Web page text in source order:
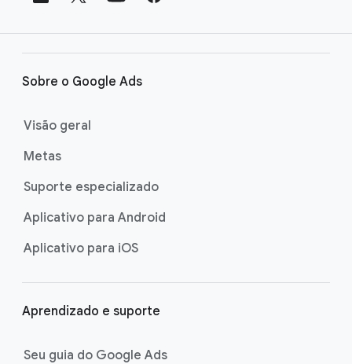
d
Sobre o Google Ads
Visão geral
Metas
Suporte especializado
Aplicativo para Android
Aplicativo para iOS
Aprendizado e suporte
Seu guia do Google Ads